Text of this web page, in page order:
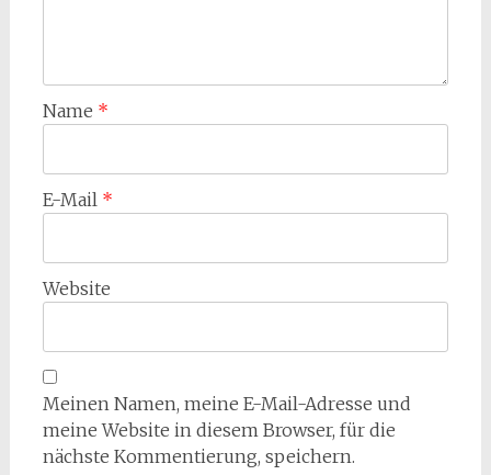
Name *
E-Mail *
Website
Meinen Namen, meine E-Mail-Adresse und
meine Website in diesem Browser, für die
nächste Kommentierung, speichern.